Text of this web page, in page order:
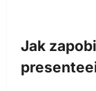
Jak